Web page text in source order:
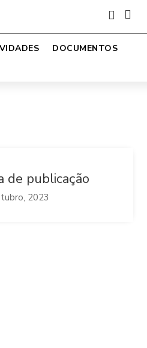
 
DOCUMENTOS
de publicação
2023